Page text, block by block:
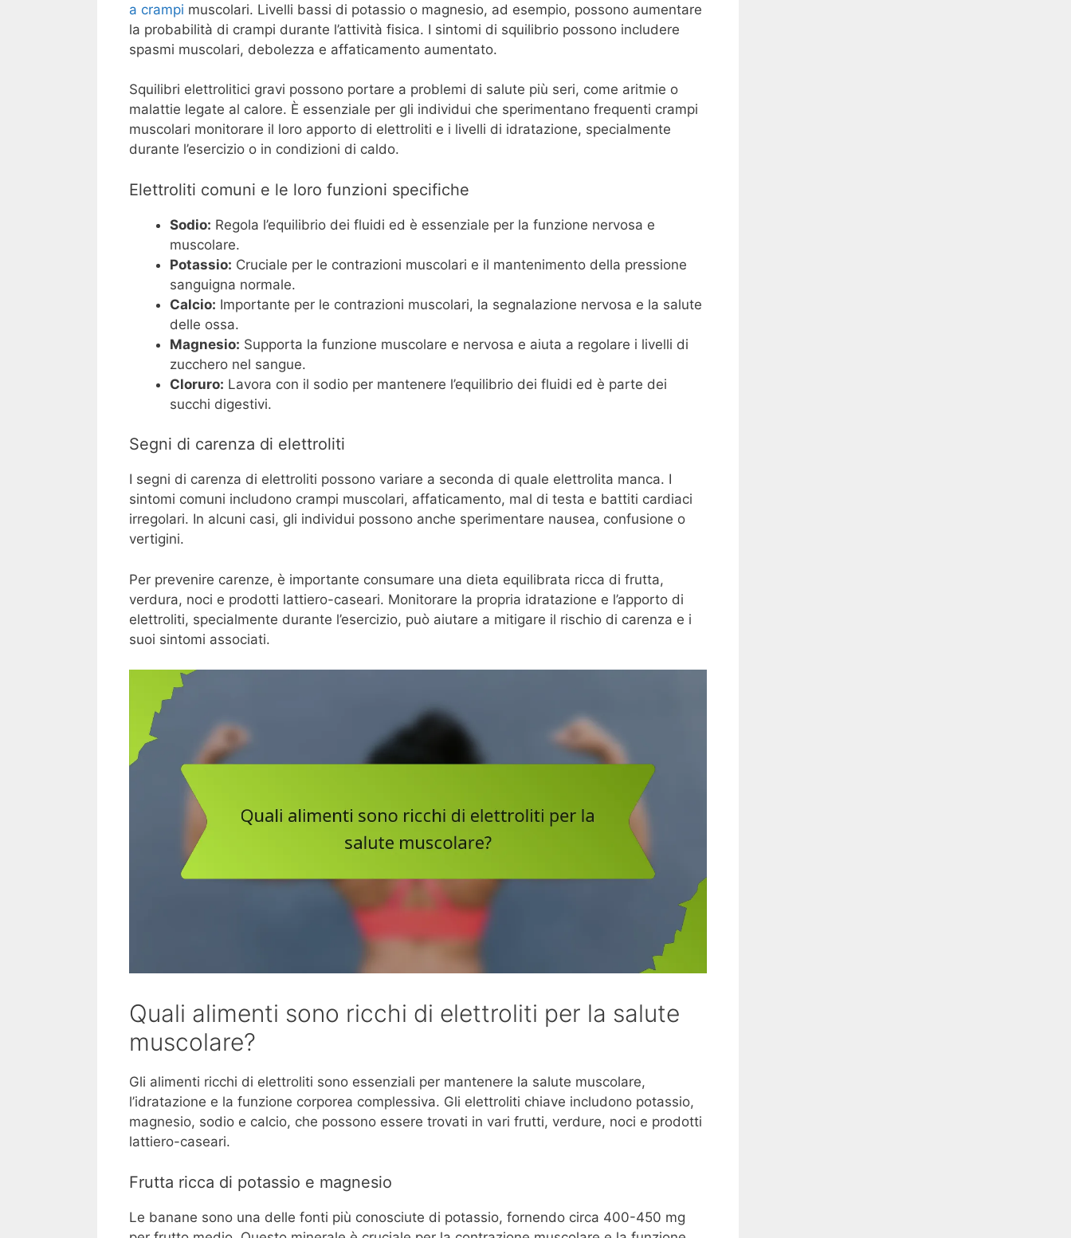
a crampi muscolari. Livelli bassi di potassio o magnesio, ad esempio, possono aumentare
la probabilità di crampi durante l’attività fisica. I sintomi di squilibrio possono includere
spasmi muscolari, debolezza e affaticamento aumentato.
Squilibri elettrolitici gravi possono portare a problemi di salute più seri, come aritmie o
malattie legate al calore. È essenziale per gli individui che sperimentano frequenti crampi
muscolari monitorare il loro apporto di elettroliti e i livelli di idratazione, specialmente
durante l’esercizio o in condizioni di caldo.
Elettroliti comuni e le loro funzioni specifiche
Sodio: Regola l’equilibrio dei fluidi ed è essenziale per la funzione nervosa e
muscolare.
Potassio: Cruciale per le contrazioni muscolari e il mantenimento della pressione
sanguigna normale.
Calcio: Importante per le contrazioni muscolari, la segnalazione nervosa e la salute
delle ossa.
Magnesio: Supporta la funzione muscolare e nervosa e aiuta a regolare i livelli di
zucchero nel sangue.
Cloruro: Lavora con il sodio per mantenere l’equilibrio dei fluidi ed è parte dei
succhi digestivi.
Segni di carenza di elettroliti
I segni di carenza di elettroliti possono variare a seconda di quale elettrolita manca. I
sintomi comuni includono crampi muscolari, affaticamento, mal di testa e battiti cardiaci
irregolari. In alcuni casi, gli individui possono anche sperimentare nausea, confusione o
vertigini.
Per prevenire carenze, è importante consumare una dieta equilibrata ricca di frutta,
verdura, noci e prodotti lattiero-caseari. Monitorare la propria idratazione e l’apporto di
elettroliti, specialmente durante l’esercizio, può aiutare a mitigare il rischio di carenza e i
suoi sintomi associati.
Quali alimenti sono ricchi di elettroliti per la salute
muscolare?
Gli alimenti ricchi di elettroliti sono essenziali per mantenere la salute muscolare,
l’idratazione e la funzione corporea complessiva. Gli elettroliti chiave includono potassio,
magnesio, sodio e calcio, che possono essere trovati in vari frutti, verdure, noci e prodotti
lattiero-caseari.
Frutta ricca di potassio e magnesio
Le banane sono una delle fonti più conosciute di potassio, fornendo circa 400-450 mg